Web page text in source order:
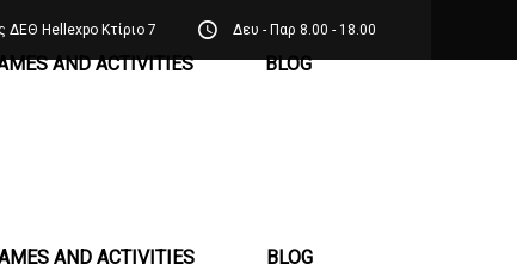
ΔΕΘ Hellexpo Κτίριο 7 Δευ - Παρ 8.00 - 18.00
AND ACTIVITIES BLOG
AND ACTIVITIES BLOG